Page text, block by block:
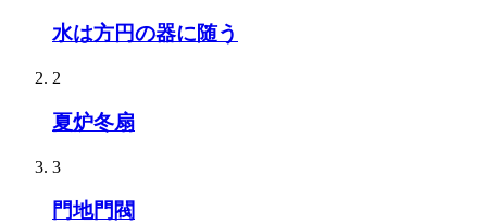
水は方円の器に随う
2
夏炉冬扇
3
門地門閥